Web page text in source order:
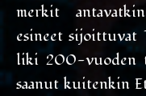
merkit
esineet sijoittuvat
liki 200-vuoden
saanut kuitenkin